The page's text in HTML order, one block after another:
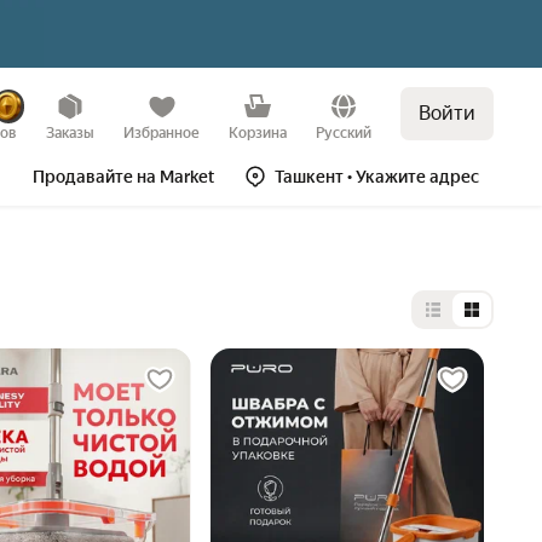
Заказы Избранное Корзина Русский
Войти
Продавайте на Market Ташкент• Укажите адрес
Выбор типа